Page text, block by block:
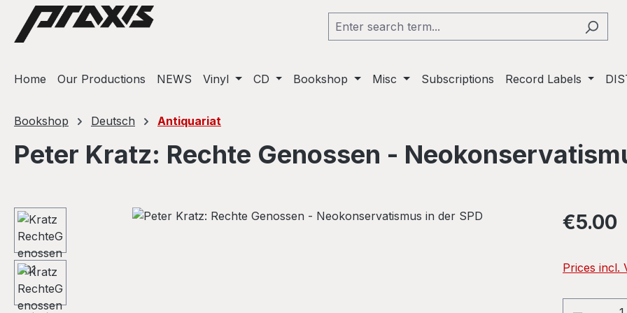
to main content
Skip to search
Skip to main navigation
Home Our Productions NEWS Vinyl CD Bookshop Misc Subscriptions Record Labels
Bookshop Deutsch Antiquariat
Peter Kratz: Rechte Genossen -
Skip image gallery Regular
€5.00
Prices incl.